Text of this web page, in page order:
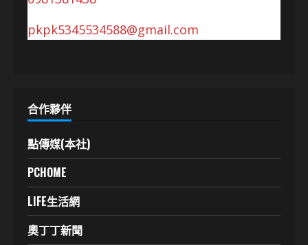
pkpk5345534588@gmail.com
合作夥伴
點傳媒(本社)
PCHOME
LIFE生活網
奧丁丁新聞